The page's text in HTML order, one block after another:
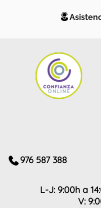
976 587 388
L-J: 9:00h a
V: